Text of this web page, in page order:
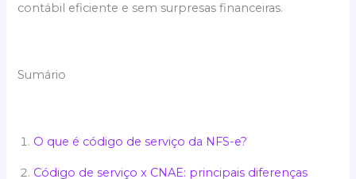
contábil eficiente e sem surpresas financeiras.
Sumário
O que é código de serviço da NFS-e?
Código de serviço x CNAE: principais diferenças